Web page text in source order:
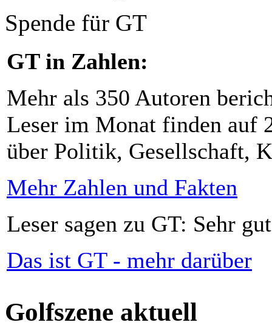
Spende für GT
GT in Zahlen:
Mehr als 350 Autoren
Leser im Monat finden auf
über Politik, Gesellschaft,
Mehr Zahlen und Fakten
Leser sagen zu GT: Sehr
Das ist GT - mehr darüber
Golfszene aktuell